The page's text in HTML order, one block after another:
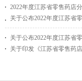
2022年度江苏省零售药店
关于公布2022年度江苏省
关于公布2022年度江苏省
关于印发《江苏省零售药